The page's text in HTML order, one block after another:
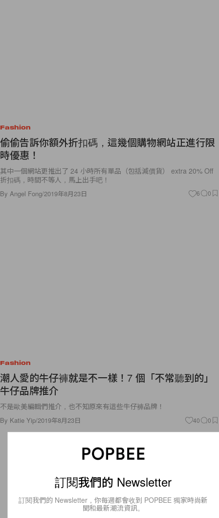
Fashion
偷偷告訴你額外折扣碼，這幾個購物網站正進行限
時優惠！
其中一個網站更推出了 24 小時所有單品（包括減價貨） extra 20% Off
折扣碼，時間不等人，馬上出手吧！
By Angel Fong/2019年8月23日 6 0
Fashion
潮人愛的牛仔褲就是不一樣！7 個「不常聽到的」
牛仔品牌推介
不是歐美編輯們推介，也不知原來有這些牛仔褲品牌！
By Katie Yip/2019年8月23日 40 0
訂閱我們的 Newsletter
訂閱我們的 Newsletter，你每週都會收到 POPBEE 獨家時尚新
聞和最新潮流資訊。